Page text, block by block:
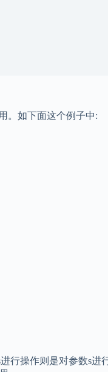
。如下面这个例子中:
行操作则是对参数s